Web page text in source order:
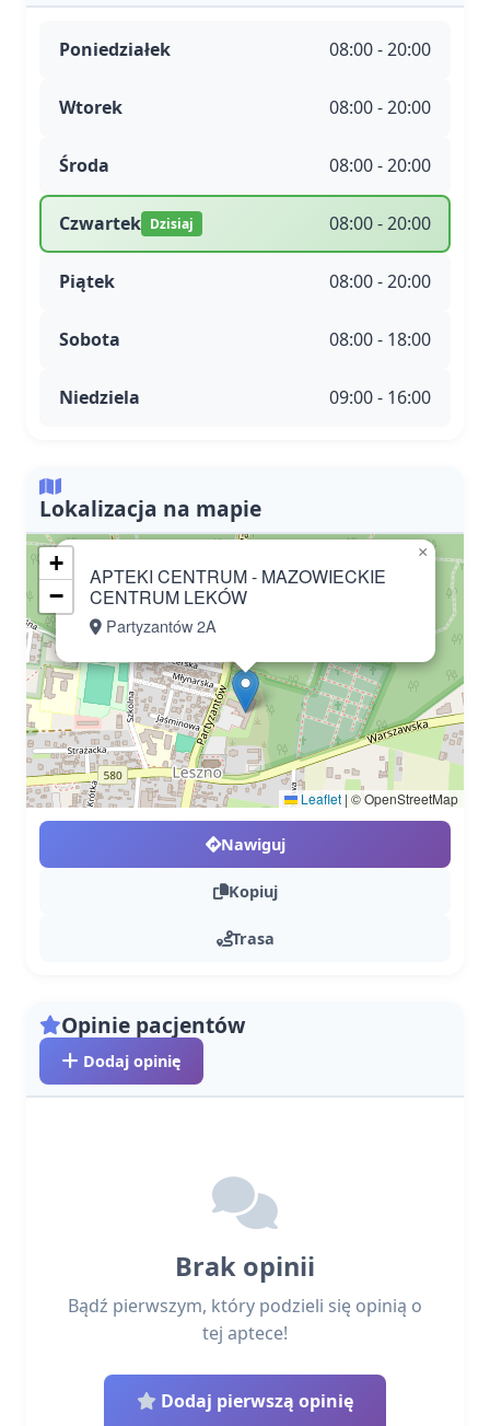
Poniedziałek 08:00 - 20:00
Wtorek 08:00 - 20:00
Środa 08:00 - 20:00
Czwartek Dzisiaj 08:00 - 20:00
Piątek 08:00 - 20:00
Sobota 08:00 - 18:00
Niedziela 09:00 - 16:00
Lokalizacja na mapie
APTEKI CENTRUM - MAZOWIECKIE
CENTRUM LEKÓW
Partyzantów 2A
×
+
−
Leaflet | © OpenStreetMap
Nawiguj
Kopiuj
Trasa
Opinie pacjentów
Dodaj opinię
Brak opinii
Bądź pierwszym, który podzieli się opinią o
tej aptece!
Dodaj pierwszą opinię